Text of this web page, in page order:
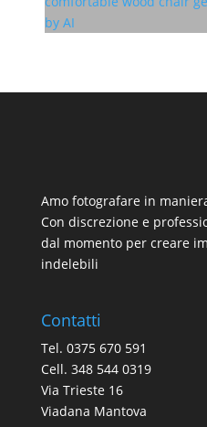
Amo fotografare in
Con discrezione e
dal momento per creare
indelebili
Contatti
Tel. 0375 670 591
Cell. 348 544 0319
Via Trieste 16
Viadana Mantova